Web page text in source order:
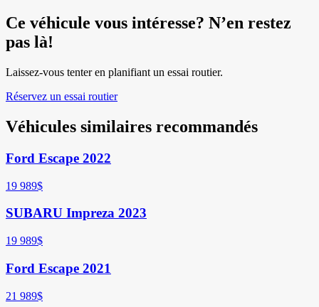
Ce véhicule vous intéresse? N’en restez
pas là!
Laissez-vous tenter en planifiant un essai routier.
Réservez un essai routier
Véhicules similaires recommandés
Ford Escape 2022
19 989$
SUBARU Impreza 2023
19 989$
Ford Escape 2021
21 989$